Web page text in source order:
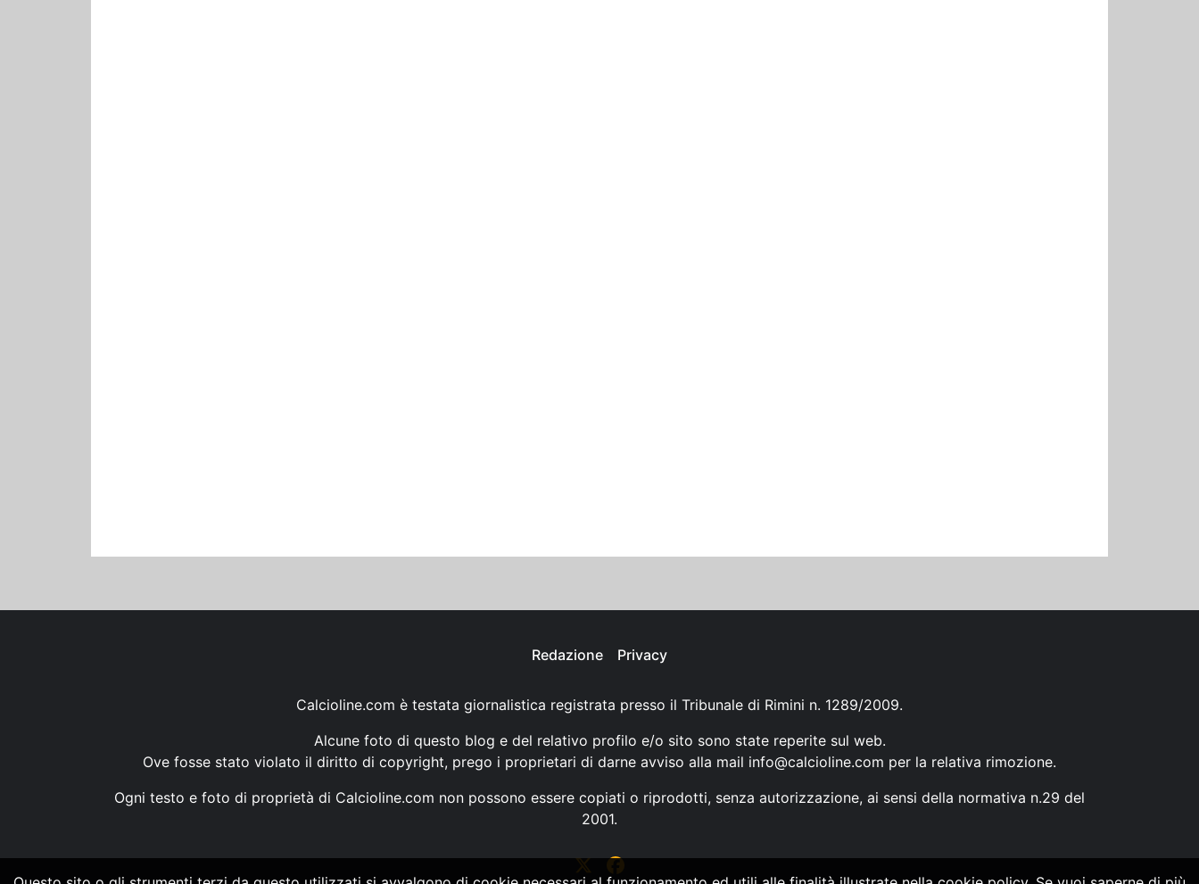
Redazione Privacy
Calcioline.com è testata giornalistica registrata presso il Tribunale di Rimini n. 1289/2009.
Alcune foto di questo blog e del relativo profilo e/o sito sono state reperite sul web.
Ove fosse stato violato il diritto di copyright, prego i proprietari di darne avviso alla mail info@calcioline.com per la relativa rimozione.
Ogni testo e foto di proprietà di Calcioline.com non possono essere copiati o riprodotti, senza autorizzazione, ai sensi della normativa n.29 del
2001.